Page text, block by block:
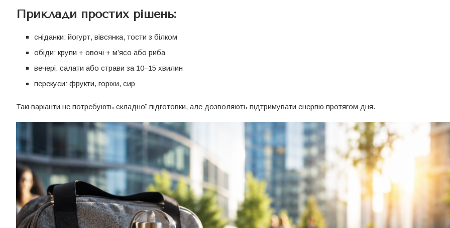
Приклади простих рішень:
сніданки: йогурт, вівсянка, тости з білком
обіди: крупи + овочі + м’ясо або риба
вечері: салати або страви за 10–15 хвилин
перекуси: фрукти, горіхи, сир
Такі варіанти не потребують складної підготовки, але дозволяють підтримувати енергію протягом дня.